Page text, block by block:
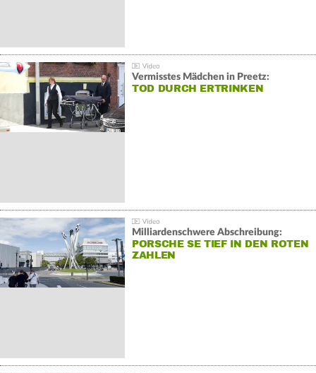
Vermisstes Mädchen in Preetz:
TOD DURCH ERTRINKEN
Milliardenschwere Abschreibung:
PORSCHE SE TIEF IN DEN ROTEN
ZAHLEN